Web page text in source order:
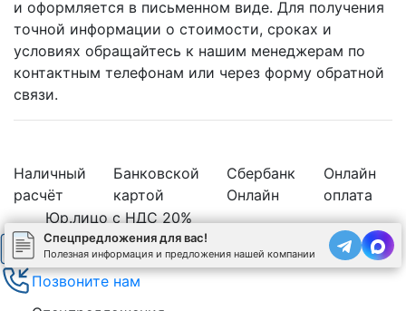
и оформляется в письменном виде. Для получения
точной информации о стоимости, сроках и
условиях обращайтесь к нашим менеджерам по
контактным телефонам или через форму обратной
связи.
Наличный
расчёт
Банковской
картой
Сбербанк
Онлайн
Онлайн
оплата
Юр.лицо с НДС 20%
Спецпредложения для вас!
Полезная информация и предложения нашей компании
Рассчитать стоимость бетона
Позвоните нам